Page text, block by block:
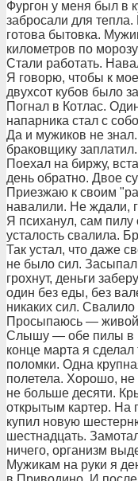
Фургон у меня был в
забросали для
готова бытовка.
километров по
Стали работать.
Я говорю, чтобы к
двухсот кубов было
Погнал в Котлас.
напарника стал с
Да и мужиков не
браковщику
Поехал на биржу,
день обратно. Двое
Приезжаю к своим
навалили. Не ждали,
Я психанул, сам
усталость свалила.
Так устал, что даже
не было сил.
грохнут, деньги
один без еды, без
никаких сил.
Просыпаюсь —
Слышу — обе пилы в
конце марта я
поломки. Одна
полетела. Хорошо,
не больше десяти.
открытым картер. На
купил новую
шестнадцать.
ничего, организм
Мужикам на руки я